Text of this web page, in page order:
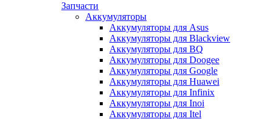
Запчасти
Аккумуляторы
Аккумуляторы для Asus
Аккумуляторы для Blackview
Аккумуляторы для BQ
Аккумуляторы для Doogee
Аккумуляторы для Google
Аккумуляторы для Huawei
Аккумуляторы для Infinix
Аккумуляторы для Inoi
Аккумуляторы для Itel